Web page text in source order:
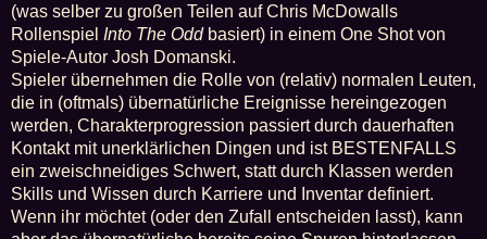
(was selber zu großen Teilen auf Chris McDowalls
Rollenspiel Into The Oddbasiert) in einem One Shot von
Spiele-Autor Josh Domanski.
Spieler übernehmen die Rolle von (relativ) normalen Leuten,
die in (oftmals) übernatürliche Ereignisse hereingezogen
werden, Charakterprogression passiert durch dauerhaften
Kontakt mit unerklärlichen Dingen und ist BESTENFALLS
ein zweischneidiges Schwert, statt durch Klassen werden
Skills und Wissen durch Karriere und Inventar definiert.
Wenn ihr möchtet (oder den Zufall entscheiden lasst), kann